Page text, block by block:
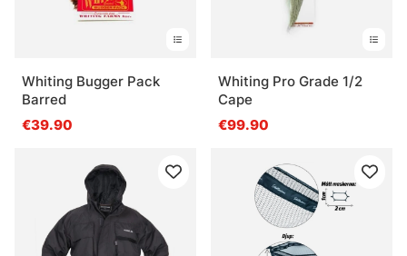
Whiting Bugger Pack
Barred
€39.90
Whiting Pro Grade 1/2
Cape
€99.90